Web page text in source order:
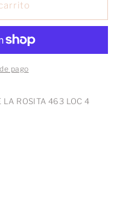
pago
LA ROSITA 463 LOC 4